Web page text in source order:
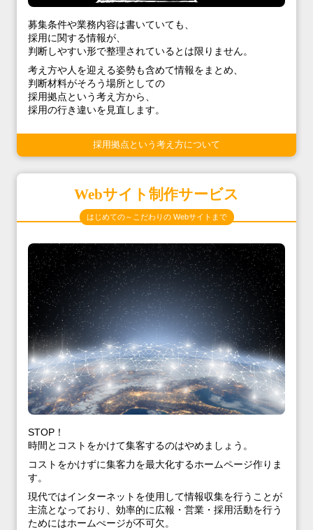
募集条件や業務内容は書いていても、
採用に関する情報が、
判断しやすい形で整理されているとは限りません。
考え方や人を迎える姿勢も含めて情報をまとめ、
判断材料がそろう場所としての
採用拠点という考え方から、
採用の行き違いを見直します。
採用拠点という考え方について
Webサイト制作サービス
はじめての～こだわりの Webサイトまで
STOP！
時間とコストをかけて集客するのはやめましょう。
コストをかけずに集客力を最大化するホームページ作りま
す。
現代ではインターネットを使用して情報収集を行うことが
主流となっており、効率的に広報・営業・採用活動を行う
ためにはホームぺージが不可欠。